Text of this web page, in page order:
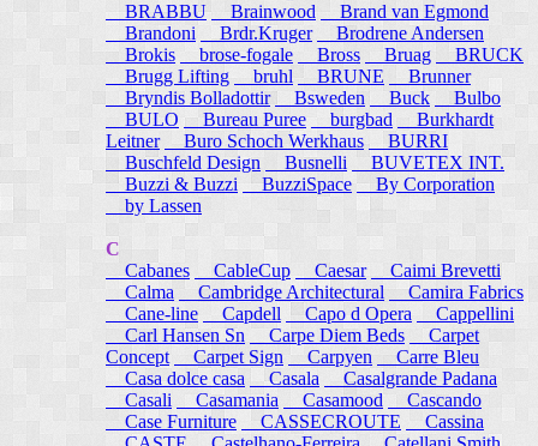
BRABBU
Brainwood
Brand van Egmond
Brandoni
Brdr.Kruger
Brodrene Andersen
Brokis
brose-fogale Bross Bruag
BRUCK
Brugg Lifting
bruhl BRUNE
Brunner
Bryndis Bolladottir
Bsweden Buck
Bulbo
BULO
Bureau Puree burgbad
Burkhardt
Leitner
Buro Schoch Werkhaus
BURRI
Buschfeld Design
Busnelli
BUVETEX INT.
Buzzi & Buzzi
BuzziSpace By Corporation
by Lassen
C
Cabanes
CableCup Caesar
Caimi Brevetti
Calma
Cambridge Architectural
Camira Fabrics
Cane-line
Capdell Capo d Opera
Cappellini
Carl Hansen Sn
Carpe Diem Beds
Carpet
Concept
Carpet Sign Carpyen
Carre Bleu
Casa dolce casa
Casala
Casalgrande Padana
Casali
Casamania Casamood
Cascando
Case Furniture
CASSECROUTE
Cassina